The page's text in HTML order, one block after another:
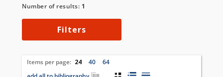
Number of results: 1
Filters
Items per page: 24 40
64